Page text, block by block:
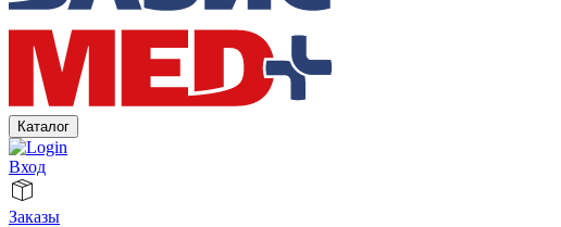
Каталог
Вход
Заказы